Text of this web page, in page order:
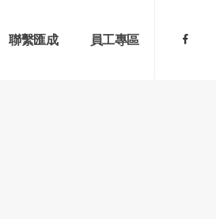
聯繫匯成 員工專區